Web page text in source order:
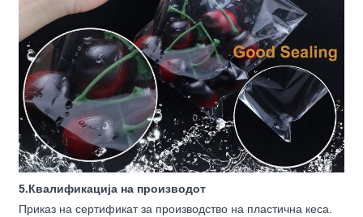
5.Квалификација на производот
Приказ на сертификат за производство на пластична кеса.